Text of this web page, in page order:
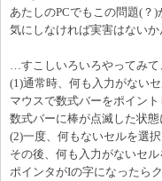
あたしのPCでもこの問題(？)
気にしなければ実害はない
…すこしいろいろやってみて
(1)通常時、何も入力がないセ
マウスで数式バーをポイン
数式バーに棒が点滅した状態
(2)一度、何もないセルを選
その後、何も入力がないセ
ポインタがIの字になったら